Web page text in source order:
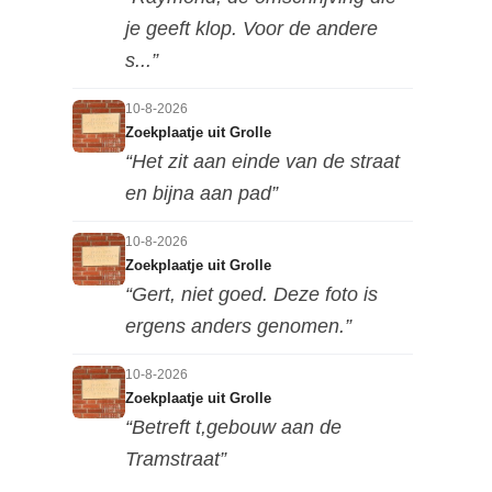
je geeft klop. Voor de andere
s...”
10-8-2026
Zoekplaatje uit Grolle
“Het zit aan einde van de straat
en bijna aan pad”
10-8-2026
Zoekplaatje uit Grolle
“Gert, niet goed. Deze foto is
ergens anders genomen.”
10-8-2026
Zoekplaatje uit Grolle
“Betreft t,gebouw aan de
Tramstraat”